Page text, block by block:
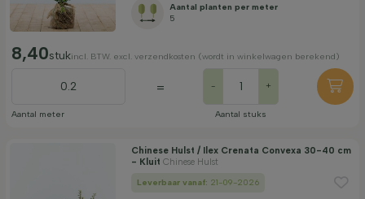
Winterhardheid
Aantal planten per meter
5
8,40stukincl. BTW. excl. verzendkosten (wordt in winkelwagen berekend)
Aantal meter
= - +
Aantal stuks
Chinese Hulst / Ilex Crenata Convexa 30-40 cm
- Kluit Chinese Hulst
Leverbaar vanaf: 21-09-2026